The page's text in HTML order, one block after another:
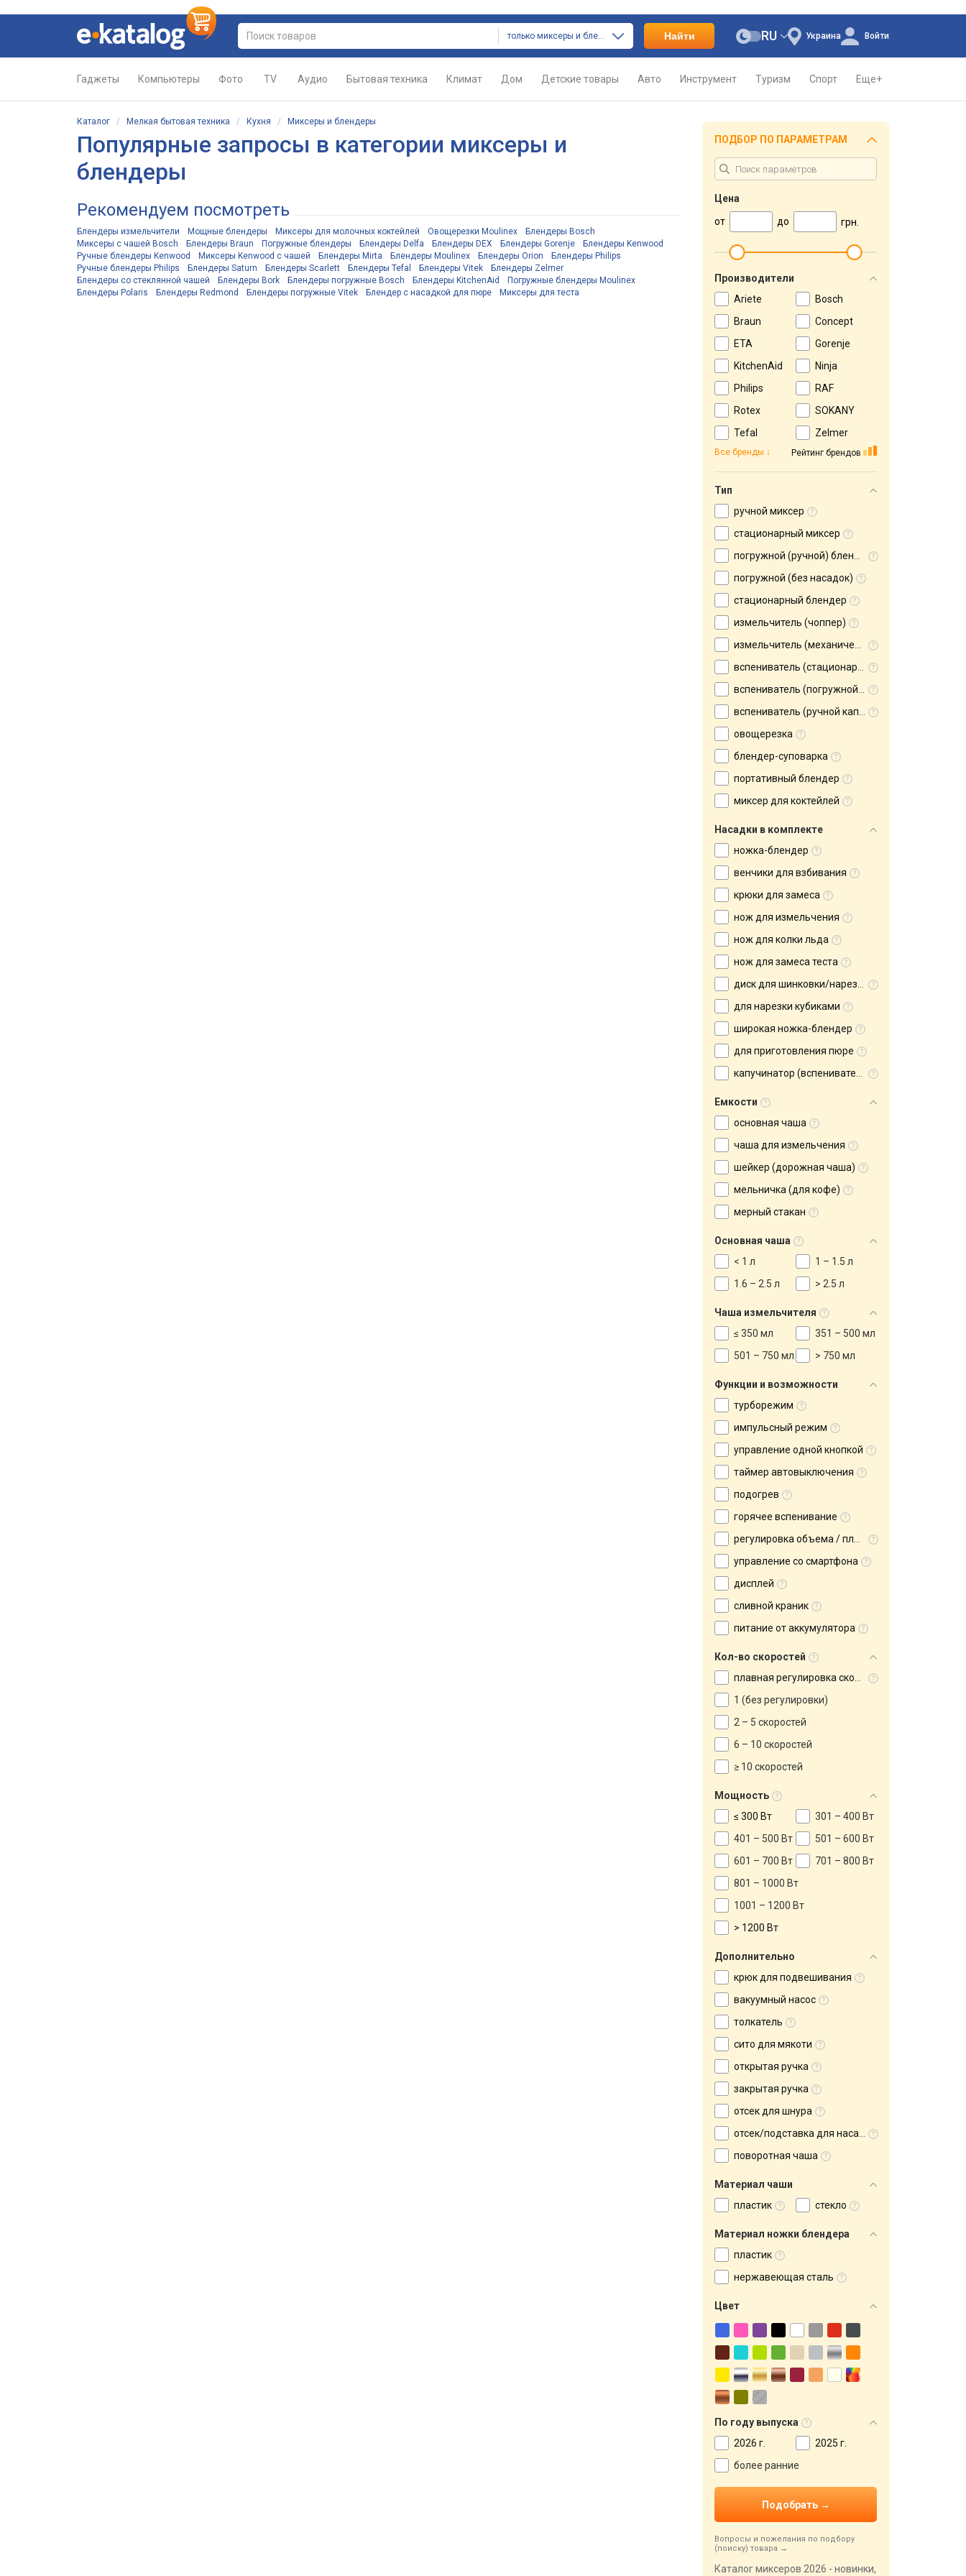
только миксеры и блендеры Найти Украина
RU Войти
Гаджеты Компьютеры Фото TV Аудио Бытовая техника Климат Дом Детские товары Авто Инструмент Туризм Спорт Еще+
Каталог / Мелкая бытовая техника / Кухня / Миксеры и блендеры
Популярные запросы в категории миксеры и
блендеры
Рекомендуем посмотреть
Блендеры измельчители Мощные блендеры Миксеры для молочных коктейлей Овощерезки Moulinex
Блендеры Bosch
Миксеры с чашей Bosch
Блендеры Braun Погружные блендеры Блендеры Delfa Блендеры DEX Блендеры Gorenje
Блендеры Kenwood
Ручные блендеры Kenwood
Миксеры Kenwood с чашей Блендеры Mirta Блендеры Moulinex Блендеры Orion
Блендеры Philips
Ручные блендеры Philips
Блендеры Saturn Блендеры Scarlett Блендеры Tefal Блендеры Vitek
Блендеры Zelmer
Блендеры со стеклянной чашей
Блендеры Bork Блендеры погружные Bosch Блендеры KitchenAid
Погружные блендеры Moulinex
Блендеры Polaris
Блендеры Redmond Блендеры погружные Vitek Блендер с насадкой для пюре Миксеры для теста
ПОДБОР ПО ПАРАМЕТРАМ
Цена
от
до грн.
Производители
Ariete
Bosch
Braun
Concept
ETA
Gorenje
KitchenAid
Ninja
Philips
RAF
Rotex
SOKANY
Tefal
Zelmer
Рейтинг брендов
Все бренды
Тип
ручной миксер
стационарный миксер
погружной (ручной) блендер
погружной (без насадок)
стационарный блендер
измельчитель (чоппер)
измельчитель (механический)
вспениватель (стационарный капучинатор)
вспениватель (погружной капучинатор)
вспениватель (ручной капучинатор)
овощерезка
блендер-суповарка
портативный блендер
миксер для коктейлей
Насадки в комплекте
ножка-блендер
венчики для взбивания
крюки для замеса
нож для измельчения
нож для колки льда
нож для замеса теста
диск для шинковки/нарезки
для нарезки кубиками
широкая ножка-блендер
для приготовления пюре
капучинатор (вспениватель)
Емкости
основная чаша
чаша для измельчения
шейкер (дорожная чаша)
мельничка (для кофе)
мерный стакан
Основная чаша
< 1 л
1 – 1.5 л
1.6 – 2.5 л
> 2.5 л
Чаша измельчителя
≤ 350 мл
351 – 500 мл
501 – 750 мл
> 750 мл
Функции и возможности
турборежим
импульсный режим
управление одной кнопкой
таймер автовыключения
подогрев
горячее вспенивание
регулировка объема / плотности пенки
управление со смартфона
дисплей
сливной краник
питание от аккумулятора
Кол-во скоростей
плавная регулировка скорости
1 (без регулировки)
2 – 5 скоростей
6 – 10 скоростей
≥ 10 скоростей
Мощность
≤ 300 Вт
301 – 400 Вт
401 – 500 Вт
501 – 600 Вт
601 – 700 Вт
701 – 800 Вт
801 – 1000 Вт
1001 – 1200 Вт
> 1200 Вт
Дополнительно
крюк для подвешивания
вакуумный насос
толкатель
сито для мякоти
открытая ручка
закрытая ручка
отсек для шнура
отсек/подставка для насадок
поворотная чаша
Материал чаши
пластик
стекло
Материал ножки блендера
пластик
нержавеющая сталь
Цвет
По году выпуска
2026 г.
2025 г.
более ранние
Вопросы и пожелания по подбору
(поиску) товара
Каталог миксеров 2026 - новинки,